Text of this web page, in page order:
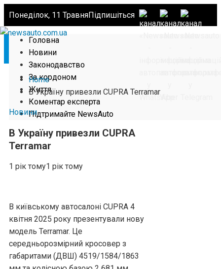
Понеділок, 11 ТравняПідпишіться
Головна
Новини
Законодавство
За кордоном
Життя
Коментар експерта
Підтримайте NewsAuto
Home
В Україну привезли CUPRA Terramar
Новини
В Україну привезли CUPRA
Terramar
1 рік тому1 рік тому
В київському автосалоні CUPRA 4
квітня 2025 року презентували нову
модель Terramar. Це
середньорозмірний кросовер з
габаритами (ДВШ) 4519/1584/1863